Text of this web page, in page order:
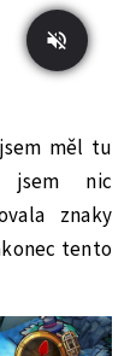
měl tu
jsem nic
znaky
tento